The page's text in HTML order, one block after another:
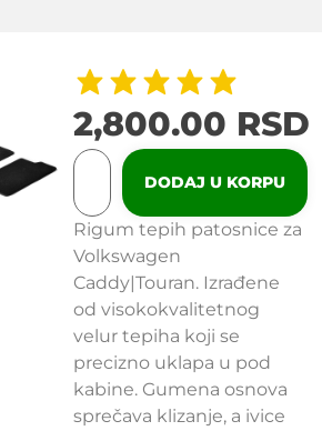
2,800.00 RSD
DODAJ U KORPU
Rigum tepih patosnice za
Volkswagen
Caddy|Touran. Izrađene
od visokokvalitetnog
velur tepiha koji se
precizno uklapa u pod
kabine. Gumena osnova
sprečava klizanje, a ivice